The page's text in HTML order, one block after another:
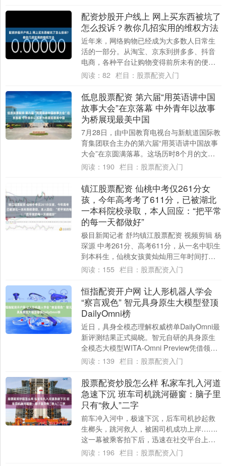
配资炒股开户线上 网上买东西被坑了
怎么投诉？教你几招实用的维权方法
近年来，网络购物已经成为大多数人日常生
活的一部分。从淘宝、京东到拼多多、抖音
电商，各种平台让购物变得前所未有的便
利。但与此同时，虚假宣传、假冒伪劣、发
阅读： 82 栏目： 股票配资入门
低息股票配资 第六届“用英语讲中国
故事大会”在京落幕 中外青年以故事
为桥展现最美中国
7月28日，由中国教育电视台与新航道国际教
育集团联合主办的第六届“用英语讲中国故事
大会”在京圆满落幕。这场历时8个月的文化
盛会低息股票配资，最终迎来30名来自全....
阅读： 190 栏目： 股票配资入门
镇江股票配资 仙桃中考仅261分女
孩，今年高考考了611分，已被湖北
一本科院校录取，本人回应：“把平常
的每一天都做好”
极目新闻记者 舒均镇江股票配资 视频剪辑 杨
琛源 中考261分、高考611分，从一名中职生
到本科生，仙桃女孩黄灿灿用三年时间打了
个“翻身仗”。7月29日，她告诉....
阅读： 155 栏目： 股票配资入门
恒指配资开户网 让人形机器人学会
“察言观色” 智元具身原生大模型登顶
DailyOmni榜
近日，具身全模态理解权威榜单DailyOmni最
新评测结果正式揭晓。智元自研的具身原生
全模态大模型WITA-Omni Preview凭借领先
的音视频联合理解与时....
阅读： 139 栏目： 股票配资入门
股票配资炒股怎么样 私家车扎入河道
急速下沉 班车司机跳河砸窗：脑子里
只有“救人”二字
前车冲入河中，极速下沉，后车司机抄起救
生榔头，跳河救人，被困司机成功上岸…….
这一幕被乘客拍下后，迅速在社交平台上引
发网友热议。面对赞誉，救人司机汤景群却
阅读： 196 栏目： 股票配资入门